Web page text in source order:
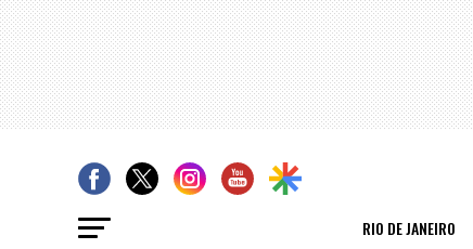
RIO DE JANEIRO